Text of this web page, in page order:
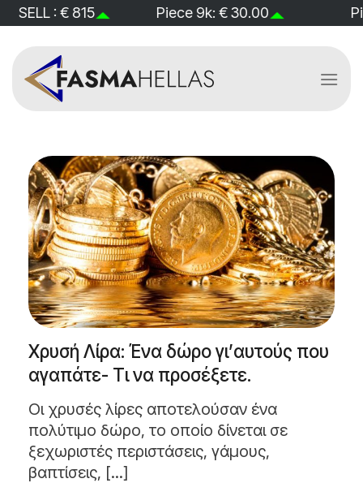
Skip
to
Piece 9k: € 30.00 Piece 14k: €
Χρυσή Λίρα: Ένα δώρο γι’αυτούς που
αγαπάτε- Τι να προσέξετε.
Οι χρυσές λίρες αποτελούσαν ένα
πολύτιμο δώρο, το οποίο δίνεται σε
ξεχωριστές περιστάσεις, γάμους,
βαπτίσεις, [...]